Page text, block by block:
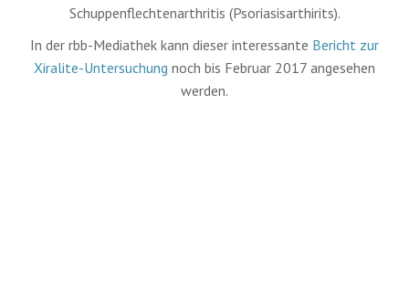
Schuppenflechtenarthritis (Psoriasisarthirits).
In der rbb-Mediathek kann dieser interessante Bericht zur
Xiralite-Untersuchung noch bis Februar 2017 angesehen
werden.